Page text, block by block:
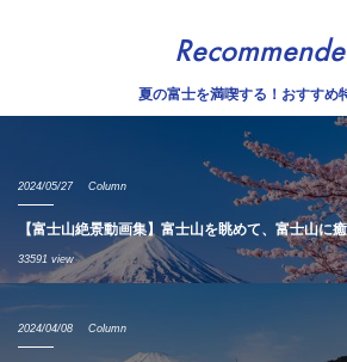
夏の富士を満喫する！おすすめ
2024/05/27 Column
【富士山絶景動画集】富士山を眺めて、富士山に
33591 view
2024/04/08 Column